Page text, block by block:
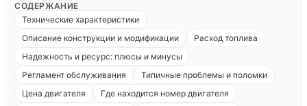
СОДЕРЖАНИЕ
Технические характеристики
Описание конструкции и модификации
Расход топлива
Надежность и ресурс: плюсы и минусы
Регламент обслуживания
Типичные проблемы и поломки
Цена двигателя
Где находится номер двигателя